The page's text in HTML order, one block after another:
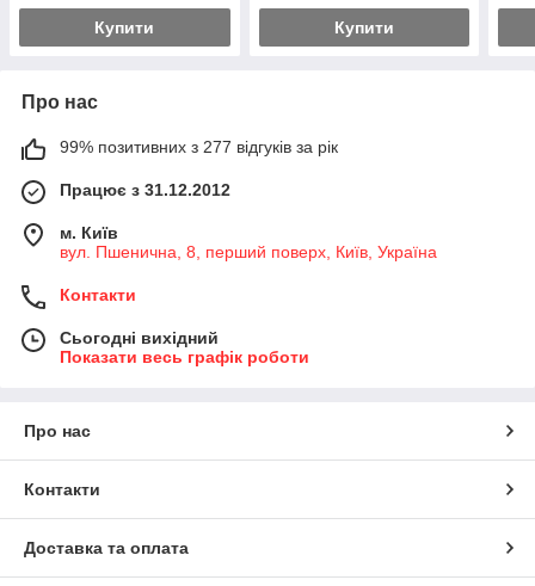
Купити Купити
Про нас
99% позитивних з 277 відгуків за рік
Працює з 31.12.2012
м. Київ
вул. Пшенична, 8, перший поверх, Київ, Україна
Контакти
Сьогодні вихідний
Показати весь графік роботи
Про нас
Контакти
Доставка та оплата